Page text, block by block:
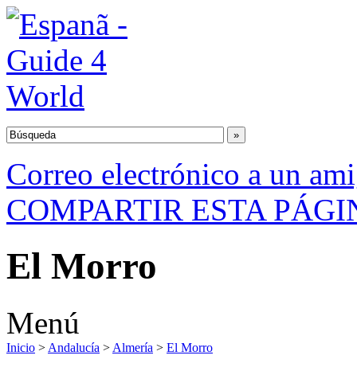
Correo electrónico a un
COMPARTIR ESTA
El Morro
Menú
Inicio > Andalucía > Almería > El Morro